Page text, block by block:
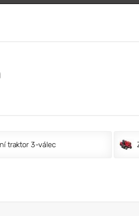
traktor 3-válec